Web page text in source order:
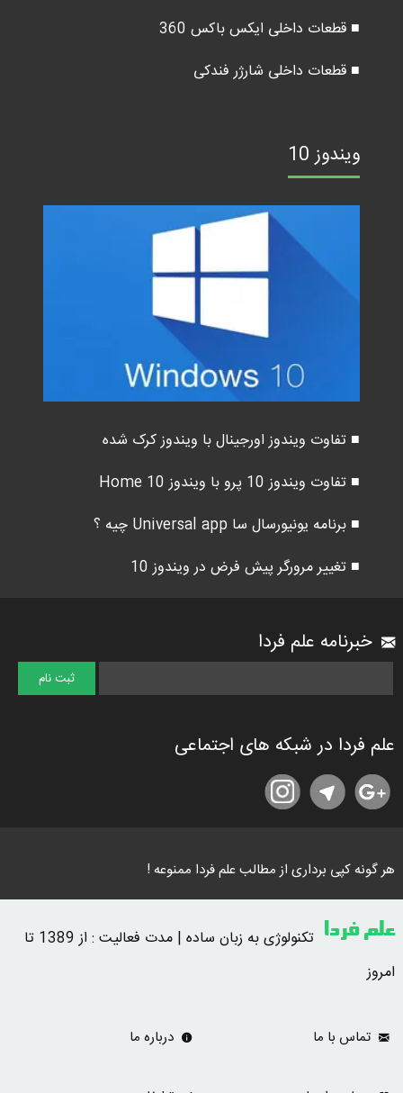
■ قطعات داخلی ایکس باکس 360
■ قطعات داخلی شارژر فندکی
ویندوز 10
■ تفاوت ویندوز اورجینال با ویندوز کرک شده
■ تفاوت ویندوز 10 پرو با ویندوز 10 Home
■ برنامه یونیورسال سا Universal app چیه ؟
■ تغییر مرورگر پیش فرض در ویندوز 10
خبرنامه علم فردا
علم فردا در شبکه های اجتماعی
هر گونه کپی برداری از مطالب علم فردا ممنوعه !
علم فردا
تکنولوژی به زبان ساده | مدت فعالیت : از 1389 تا
امروز
تماس با ما درباره ما